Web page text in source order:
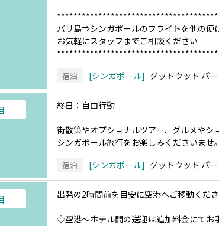
バリ島⇒シンガポールのフライトを他の便
お気軽にスタッフまでご相談ください
宿泊 シンガポール グッドウッド パ
終日：自由行動
街散策やオプショナルツアー、グルメやシ
シンガポール旅行をお楽しみくださいませ。
宿泊 シンガポール グッドウッド パ
出発の2時間前を目安に空港へご移動くださ
◇空港～ホテル間の送迎は追加料金にてお